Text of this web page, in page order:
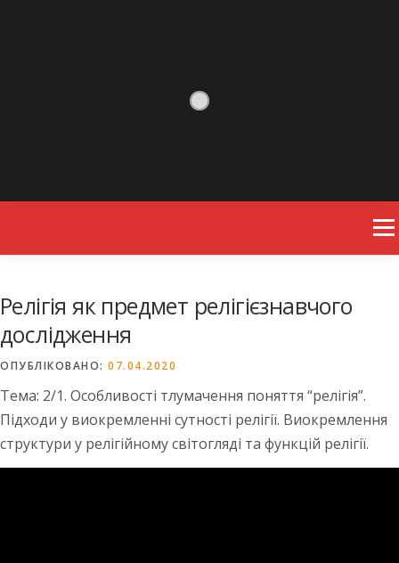
Релігія як предмет релігієзнавчого
дослідження
ОПУБЛІКОВАНО: 07.04.2020
Тема: 2/1. Особливості тлумачення поняття “релігія”.
Підходи у виокремленні сутності релігії. Виокремлення
структури у релігійному світогляді та функцій релігії.